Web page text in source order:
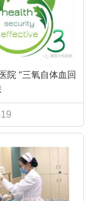
院 “三氧自体血回